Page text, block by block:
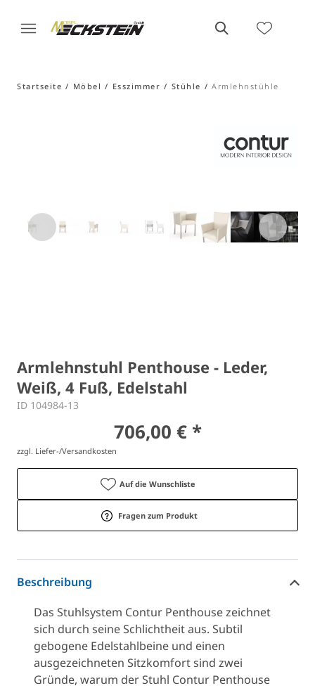
Startseite Möbel Esszimmer Stühle Armlehnstühle
Armlehnstuhl Penthouse - Leder,
Weiß, 4 Fuß, Edelstahl
ID 104984-13
706,00 € *
zzgl. Liefer-/Versandkosten
Auf die Wunschliste
Fragen zum Produkt
Beschreibung
Das Stuhlsystem Contur Penthouse zeichnet
sich durch seine Schlichtheit aus. Subtil
gebogene Edelstahlbeine und einen
ausgezeichneten Sitzkomfort sind zwei
Gründe, warum der Stuhl Contur Penthouse